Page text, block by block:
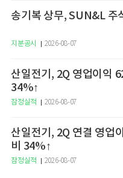
지분공시 2026-08-07
산일전기, 2Q 영업이익
34%↑
잠정실적 2026-08-07
산일전기, 2Q 연결 영업
비 34%↑
잠정실적 2026-08-07